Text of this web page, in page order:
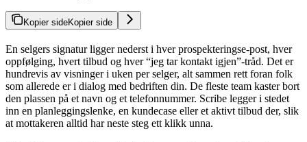
Kopier sideKopier side
En selgers signatur ligger nederst i hver prospekteringse-post, hver
oppfølging, hvert tilbud og hver “jeg tar kontakt igjen”-tråd. Det er
hundrevis av visninger i uken per selger, alt sammen rett foran folk
som allerede er i dialog med bedriften din. De fleste team kaster bort
den plassen på et navn og et telefonnummer. Scribe legger i stedet
inn en planleggingslenke, en kundecase eller et aktivt tilbud der, slik
at mottakeren alltid har neste steg ett klikk unna.